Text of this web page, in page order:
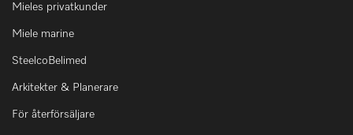
Mieles privatkunder
Miele marine
SteelcoBelimed
Arkitekter & Planerare
För återförsäljare